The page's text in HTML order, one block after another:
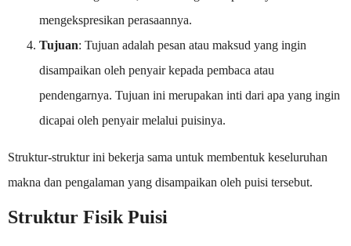
mengekspresikan perasaannya.
Tujuan: Tujuan adalah pesan atau maksud yang ingin
disampaikan oleh penyair kepada pembaca atau
pendengarnya. Tujuan ini merupakan inti dari apa yang ingin
dicapai oleh penyair melalui puisinya.
Struktur-struktur ini bekerja sama untuk membentuk keseluruhan
makna dan pengalaman yang disampaikan oleh puisi tersebut.
Struktur Fisik Puisi